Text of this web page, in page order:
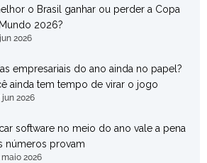
o Brasil ganhar ou perder a Copa
2026?
2026
empresariais do ano ainda no papel?
ainda tem tempo de virar o jogo
jun 2026
software no meio do ano vale a pena
números provam
maio 2026